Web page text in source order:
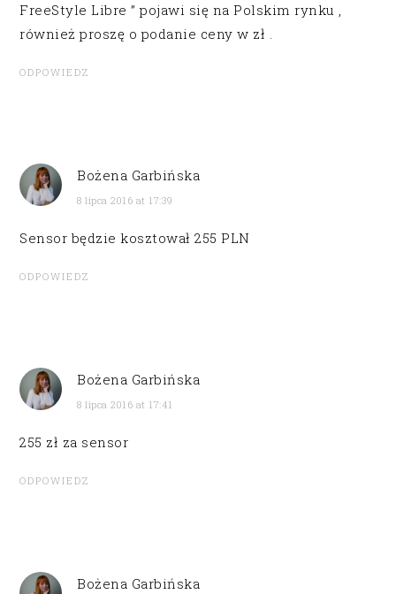
FreeStyle Libre ” pojawi się na Polskim rynku ,
również proszę o podanie ceny w zł .
ODPOWIEDZ
Bożena Garbińska
8 lipca 2016 at 17:39
Sensor będzie kosztował 255 PLN
ODPOWIEDZ
Bożena Garbińska
8 lipca 2016 at 17:41
255 zł za sensor
ODPOWIEDZ
Bożena Garbińska